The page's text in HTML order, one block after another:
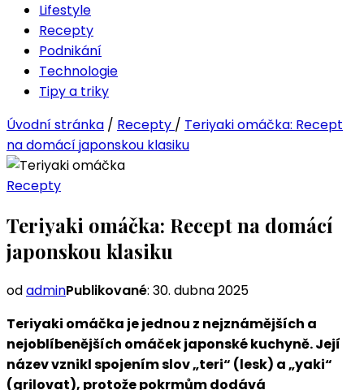
Lifestyle
Recepty
Podnikání
Technologie
Tipy a triky
Úvodní stránka / Recepty / Teriyaki omáčka: Recept
na domácí japonskou klasiku
Recepty
Teriyaki omáčka: Recept na domácí
japonskou klasiku
odadminPublikované: 30. dubna 2025
Teriyaki omáčka je jednou z nejznámějších a
nejoblíbenějších omáček japonské kuchyně. Její
název vznikl spojením slov „teri“ (lesk) a „yaki“
(grilovat), protože pokrmům dodává